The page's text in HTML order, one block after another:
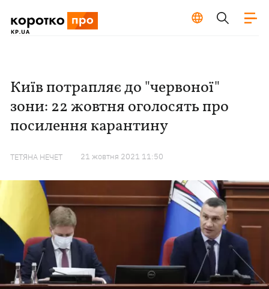
Київ потрапляє до "червоної"
зони: 22 жовтня оголосять про
посилення карантину
ТЕТЯНА НЕЧЕТ 21 жовтня 2021 11:50